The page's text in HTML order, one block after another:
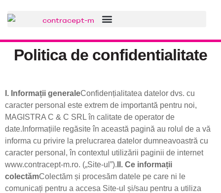
Politica de confidentialitate
I. Informații generaleConfidențialitatea datelor dvs. cu
caracter personal este extrem de importantă pentru noi,
MAGISTRA C & C SRL în calitate de operator de
date.Informațiile regăsite în această pagină au rolul de a vă
informa cu privire la prelucrarea datelor dumneavoastră cu
caracter personal, în contextul utilizării paginii de internet
www.contracept-m.ro. („Site-ul”). II. Ce informații
colectămColectăm și procesăm datele pe care ni le
comunicați pentru a accesa Site-ul și/sau pentru a utiliza